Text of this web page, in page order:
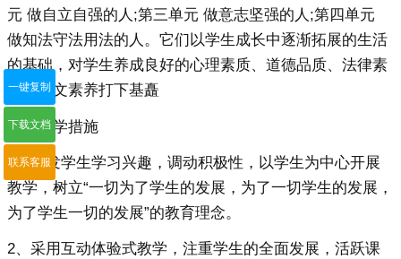
元 做自立自强的人;第三单元 做意志坚强的人;第四单元
做知法守法用法的人。它们以学生成长中逐渐拓展的生活
的基础，对学生养成良好的心理素质、道德品质、法律素
养及人文素养打下基矗
四、教学措施
1、激发学生学习兴趣，调动积极性，以学生为中心开展
教学，树立“一切为了学生的发展，为了一切学生的发展，
为了学生一切的发展”的教育理念。
2、采用互动体验式教学，注重学生的全面发展，活跃课
一键复制
下载文档
联系客服